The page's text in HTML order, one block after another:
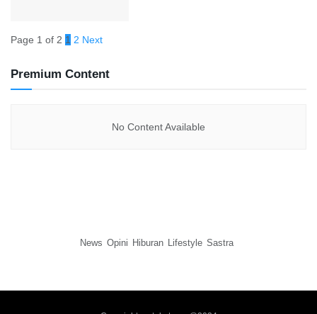
Page 1 of 2 1 2 Next
Premium Content
No Content Available
News Opini Hiburan Lifestyle Sastra